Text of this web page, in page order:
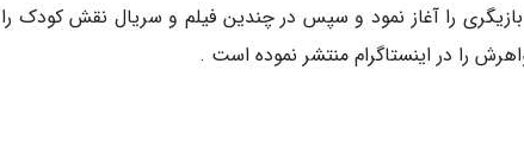
1365) به همراه پدرش بازیگری را آغاز نمود و سپس در چندین فیلم و سریال نقش کودک را
را در اینستاگرام منتشر نموده است .